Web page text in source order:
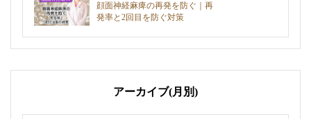
顔面神経麻痺の再発を防ぐ｜再
発率と2回目を防ぐ対策
アーカイブ(月別)